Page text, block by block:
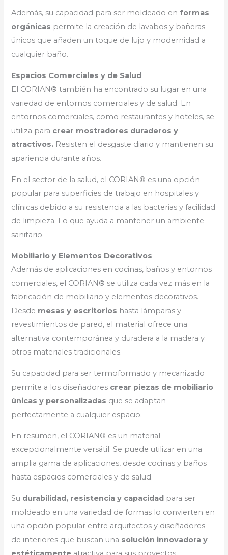
Además, su capacidad para ser moldeado enformas
orgánicas permite la creación de lavabos y bañeras
únicos que añaden un toque de lujo y modernidad a
cualquier baño.
Espacios Comerciales y de Salud
El CORIAN® también ha encontrado su lugar en una
variedad de entornos comerciales y de salud. En
entornos comerciales, como restaurantes y hoteles, se
utiliza para crear mostradores duraderos y
atractivos. Resisten el desgaste diario y mantienen su
apariencia durante años.
En el sector de la salud, el CORIAN® es una opción
popular para superficies de trabajo en hospitales y
clínicas debido a su resistencia a las bacterias y facilidad
de limpieza. Lo que ayuda a mantener un ambiente
sanitario.
Mobiliario y Elementos Decorativos
Además de aplicaciones en cocinas, baños y entornos
comerciales, el CORIAN® se utiliza cada vez más en la
fabricación de mobiliario y elementos decorativos.
Desde mesas y escritorios hasta lámparas y
revestimientos de pared, el material ofrece una
alternativa contemporánea y duradera a la madera y
otros materiales tradicionales.
Su capacidad para ser termoformado y mecanizado
permite a los diseñadores crear piezas de mobiliario
únicas y personalizadas que se adaptan
perfectamente a cualquier espacio.
En resumen, el CORIAN® es un material
excepcionalmente versátil. Se puede utilizar en una
amplia gama de aplicaciones, desde cocinas y baños
hasta espacios comerciales y de salud.
Su durabilidad, resistencia y capacidad para ser
moldeado en una variedad de formas lo convierten en
una opción popular entre arquitectos y diseñadores
de interiores que buscan una solución innovadora y